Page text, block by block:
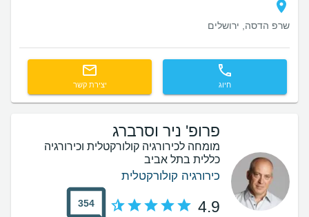
שרפ הדסה, ירושלים
חיוג יצירת קשר
פרופ' ניר וסרברג
מומחה לכירורגיה קולורקטלית וכירורגיה
כללית בתל אביב
כירורגיה קולורקטלית
4.9
354